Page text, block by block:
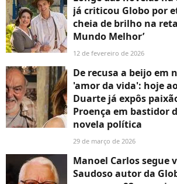
já criticou Globo por
cheia de brilho na
Mundo Melhor’
12 de fevereiro de 2026
De recusa a beijo em
'amor da vida': hoje
Duarte já expôs
Proença em bastidor
novela política
29 de março de 2026
Manoel Carlos segue
Saudoso autor da